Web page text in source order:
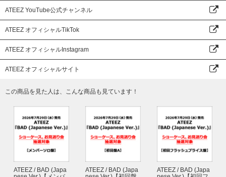
ATEEZ YouTube公式チャンネル
ATEEZ オフィシャルTikTok
ATEEZ オフィシャルInstagram
ATEEZ オフィシャルサイト
この商品を見た人は、こんな商品も見ています！
ATEEZ / BAD (Japa
ATEEZ / BAD (Japa
ATEEZ / BAD (Japa